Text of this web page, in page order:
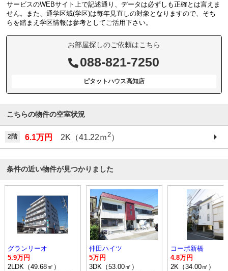
サービスのWEBサイト上で記述通り、データは必ずしも正確とは言えま
せん。また、通学区域(学区)は毎年見直しの対象となりますので、そち
らを踏まえ学区情報は参考としてご活用下さい。
お部屋探しのご依頼はこちら
088-821-7250
ピタットハウス高知店
こちらの物件の空室状況
2階 6.1万円 2K（41.22ｍ2）
条件の近い物件が見つかりました
グランリーオ
5.9万円
2LDK（49.68㎡）
仲田ハイツ
5万円
3DK（53.00㎡）
コーポ新橋
4.8万円
2K（34.00㎡）